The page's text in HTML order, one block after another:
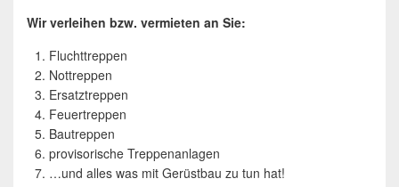
Wir verleihen bzw. vermieten an Sie:
Fluchttreppen
Nottreppen
Ersatztreppen
Feuertreppen
Bautreppen
provisorische Treppenanlagen
…und alles was mit Gerüstbau zu tun hat!